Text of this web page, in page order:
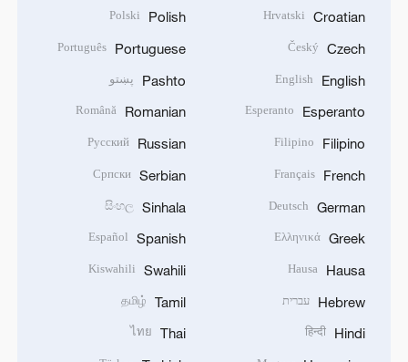
Croatian
Hrvatski
Czech
Český
English
English
Esperanto
Esperanto
Filipino
Filipino
French
Français
German
Deutsch
Greek
Ελληνικά
Hausa
Hausa
Hebrew עברית
Hindi
हिन्दी
Polish
Polski
Portuguese
Português
Pashto پښتو
Romanian
Română
Russian
Русский
Serbian
Српски
Sinhala
සිංහල
Spanish
Español
Swahili
Kiswahili
Tamil
தமிழ்
Thai
ไทย